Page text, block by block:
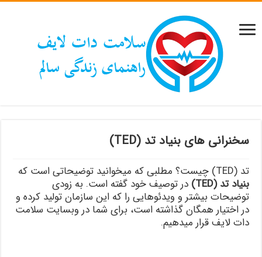
سخنرانی های بنیاد تد (TED)
تد (TED) چیست؟ مطلبی که میخوانید توضیحاتی است که
بنیاد تد (TED)
در توصیف خود گفته است. به زودی
توضیحات بیشتر و ویدئوهایی را که این سازمان تولید کرده و
در اختیار همگان گذاشته است، برای شما در وبسایت سلامت
دات لایف قرار میدهیم.